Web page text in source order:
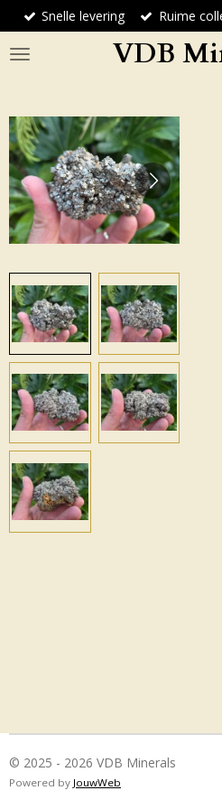
Ga
direct
naar
VDB
Snelle levering Ruime
© 2025 - 2026 VDB Minerals
Powered by JouwWeb